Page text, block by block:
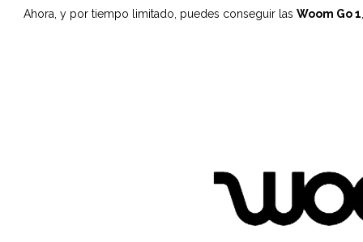
Ahora, y por tiempo limitado, puedes conseguir las Woom Go 1